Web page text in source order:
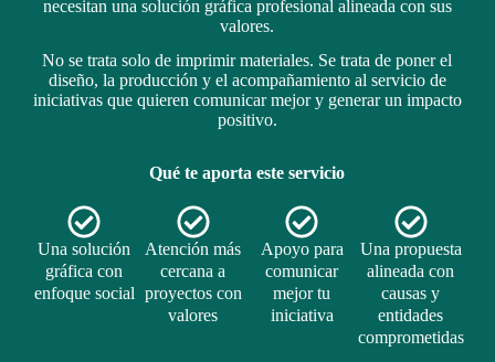
necesitan una solución gráfica profesional alineada con sus
valores.
No se trata solo de imprimir materiales. Se trata de poner el
diseño, la producción y el acompañamiento al servicio de
iniciativas que quieren comunicar mejor y generar un impacto
positivo.
Qué te aporta este servicio
Una solución
gráfica con
enfoque social
Atención más
cercana a
proyectos con
valores
Apoyo para
comunicar
mejor tu
iniciativa
Una propuesta
alineada con
causas y
entidades
comprometidas